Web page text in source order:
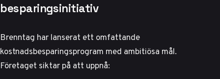
besparingsinitiativ
Brenntag har lanserat ett omfattande
kostnadsbesparingsprogram med ambitiösa mål.
Företaget siktar på att uppnå: